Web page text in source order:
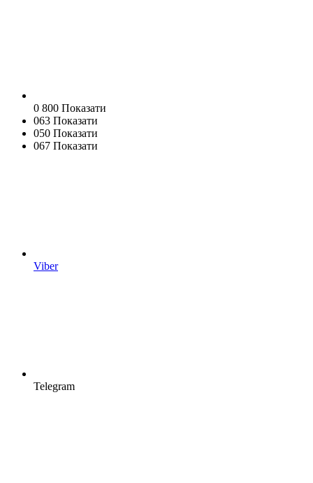
0 800 Показати
063 Показати
050 Показати
067 Показати
Viber
Telegram